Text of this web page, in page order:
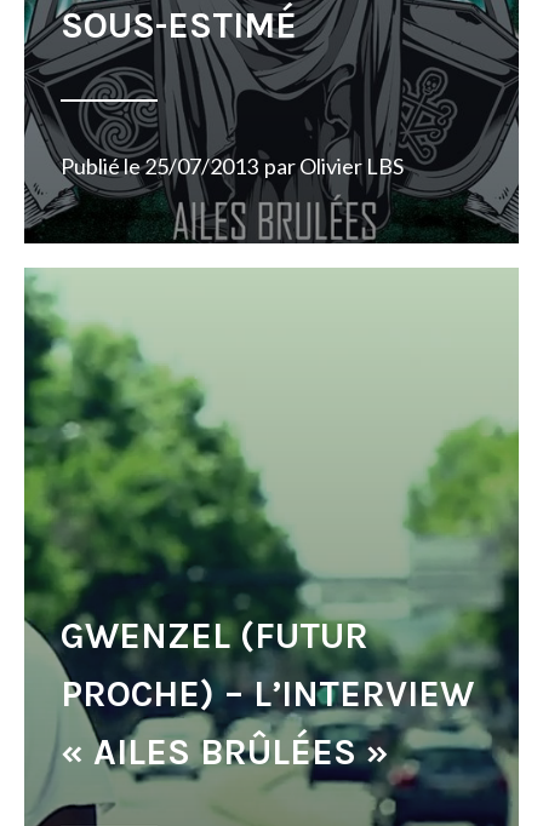
SOUS-ESTIMÉ
Publié le25/07/2013 parOlivier LBS
GWENZEL (FUTUR
PROCHE) – L’INTERVIEW
« AILES BRÛLÉES »